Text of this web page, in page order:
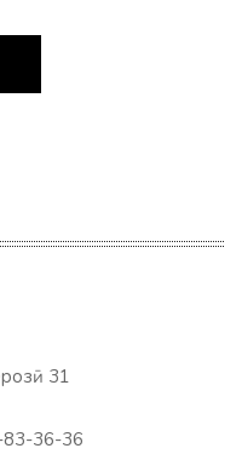
31
36-36